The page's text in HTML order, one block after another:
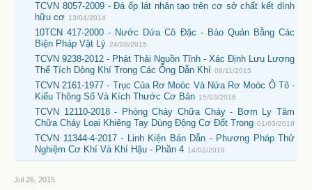
TCVN 8057-2009 - Đá ốp lát nhân tạo trên cơ sở chất kết dính
hữu cơ 13/04/2014
10TCN 417-2000 - Nước Dứa Cô Đặc - Bảo Quản Bằng Các
Biện Pháp Vật Lý 24/08/2015
TCVN 9238-2012 - Phát Thải Nguồn Tĩnh - Xác Định Lưu Lượng
Thể Tích Dòng Khí Trong Các Ống Dẫn Khí 08/11/2015
TCVN 2161-1977 - Trục Của Rơ Moóc Và Nửa Rơ Moóc Ô Tô -
Kiểu Thông Số Và Kích Thước Cơ Bản 15/03/2016
TCVN 12110-2018 - Phòng Cháy Chữa Cháy - Bơm Ly Tâm
Chữa Cháy Loại Khiêng Tay Dùng Động Cơ Đốt Trong 01/03/2019
TCVN 11344-4-2017 - Linh Kiện Bán Dẫn - Phương Pháp Thử
Nghiệm Cơ Khí Và Khí Hậu - Phần 4 14/02/2019
Jul 26, 2015